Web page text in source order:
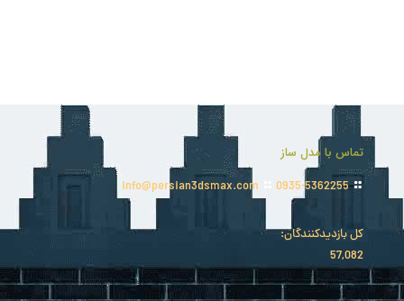
تماس با مدل ساز
0935-5362255
کل بازدیدکنند‌گان:
57,082